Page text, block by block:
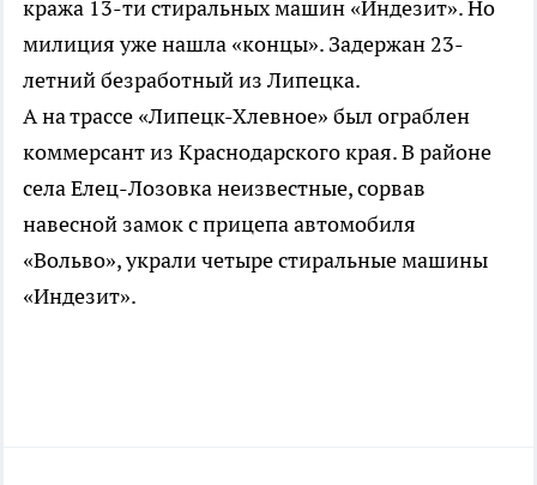
кража 13-ти стиральных машин «Индезит». Но
милиция уже нашла «концы». Задержан 23-
летний безработный из Липецка.
А на трассе «Липецк-Хлевное» был ограблен
коммерсант из Краснодарского края. В районе
села Елец-Лозовка неизвестные, сорвав
навесной замок с прицепа автомобиля
«Вольво», украли четыре стиральные машины
«Индезит».